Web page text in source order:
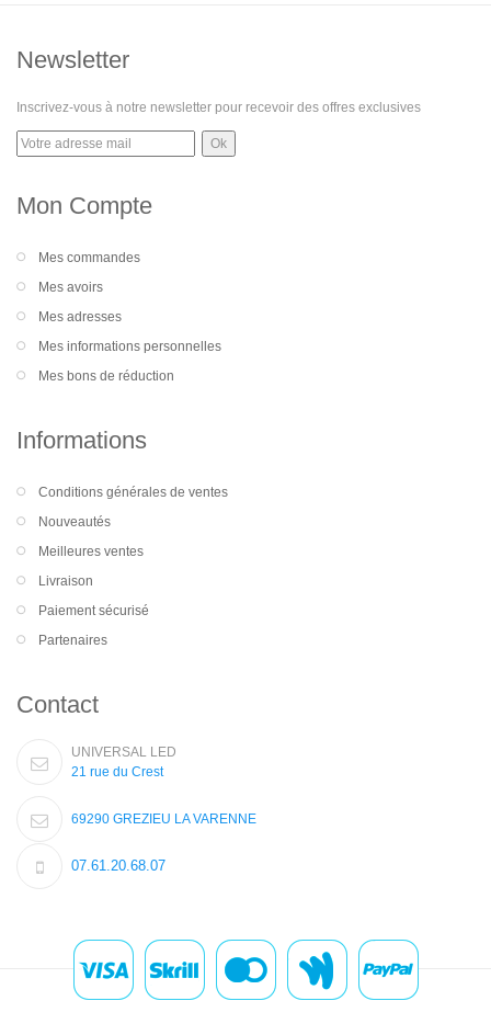
Newsletter
Inscrivez-vous à notre newsletter pour recevoir des offres exclusives
Mon Compte
Mes commandes
Mes avoirs
Mes adresses
Mes informations personnelles
Mes bons de réduction
Informations
Conditions générales de ventes
Nouveautés
Meilleures ventes
Livraison
Paiement sécurisé
Partenaires
Contact
UNIVERSAL LED
21 rue du Crest
69290 GREZIEU LA VARENNE
07.61.20.68.07